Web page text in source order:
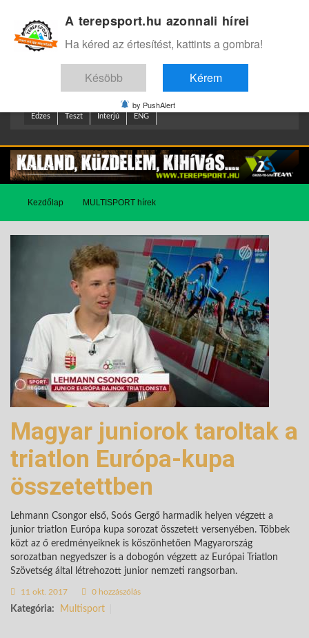
Edzes Teszt Interjú ENG
Kezdőlap MULTISPORT hírek
Magyar juniorok taroltak a
triatlon Európa-kupa
összetettben
Lehmann Csongor első, Soós Gergő harmadik helyen végzett a
junior triatlon Európa kupa sorozat összetett versenyében. Többek
közt az ő eredményeiknek is köszönhetően Magyarország
sorozatban negyedszer is a dobogón végzett az Európai Triatlon
Szövetség által létrehozott junior nemzeti rangsorban.
11 okt. 2017 0 hozzászólás
Kategória: Multisport
A terepsport.hu azonnali hírei
Ha kéred az értesítést, kattints a gombra!
Késöbb Kérem
by PushAlert